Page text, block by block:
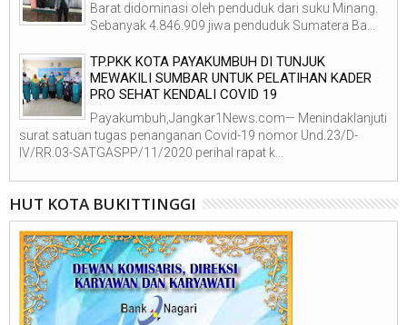
Barat didominasi oleh penduduk dari suku Minang.
Sebanyak 4.846.909 jiwa penduduk Sumatera Ba...
TP.PKK KOTA PAYAKUMBUH DI TUNJUK
MEWAKILI SUMBAR UNTUK PELATIHAN KADER
PRO SEHAT KENDALI COVID 19
Payakumbuh,Jangkar1News.com— Menindaklanjuti
surat satuan tugas penanganan Covid-19 nomor Und.23/D-
IV/RR.03-SATGASPP/11/2020 perihal rapat k...
HUT KOTA BUKITTINGGI